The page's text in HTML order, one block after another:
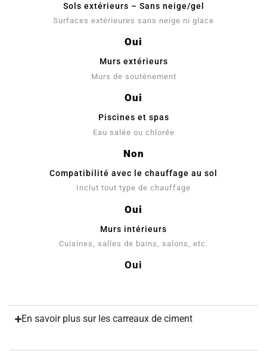
Sols extérieurs – Sans neige/gel
Surfaces extérieures sans neige ni glace
Oui
Murs extérieurs
Murs de soutènement
Oui
Piscines et spas
Eau salée ou chlorée
Non
Compatibilité avec le chauffage au sol
Inclut tout type de chauffage
Oui
Murs intérieurs
Cuisines, salles de bains, salons, etc.
Oui
En savoir plus sur les carreaux de ciment